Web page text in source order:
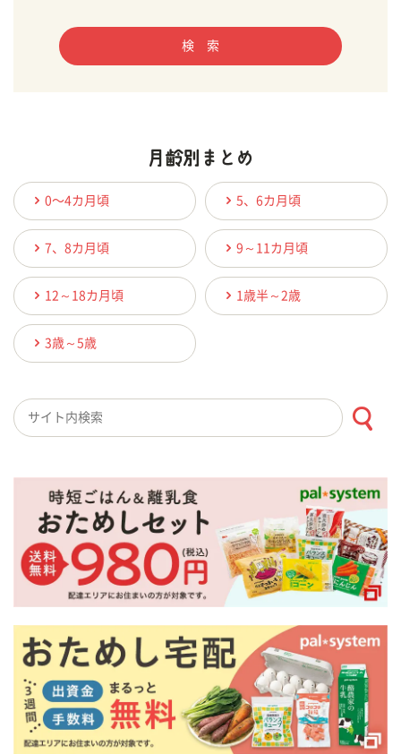
検 索
0〜4カ月頃 5、6カ月頃
7、8カ月頃 9～11カ月頃
12～18カ月頃 1歳半～2歳
3歳～5歳
検索キーワード入力